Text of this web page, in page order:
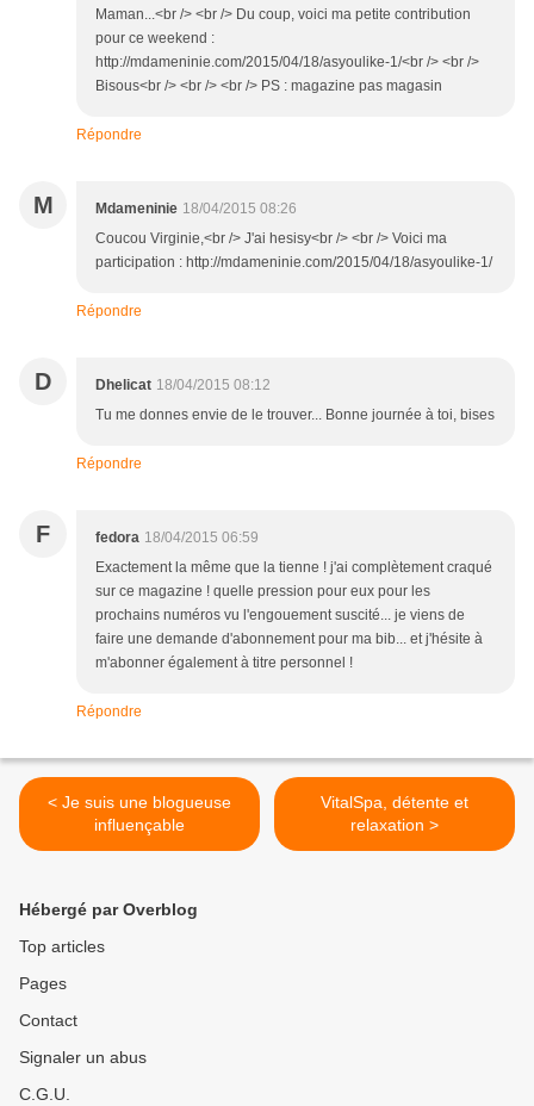
Maman...<br /> <br /> Du coup, voici ma petite contribution
pour ce weekend :
http://mdameninie.com/2015/04/18/asyoulike-1/<br /> <br />
Bisous<br /> <br /> <br /> PS : magazine pas magasin
Répondre
M Mdameninie 18/04/2015 08:26
Coucou Virginie,<br /> J'ai hesisy<br /> <br /> Voici ma
participation : http://mdameninie.com/2015/04/18/asyoulike-1/
Répondre
D Dhelicat 18/04/2015 08:12
Tu me donnes envie de le trouver... Bonne journée à toi, bises
Répondre
F fedora 18/04/2015 06:59
Exactement la même que la tienne ! j'ai complètement craqué
sur ce magazine ! quelle pression pour eux pour les
prochains numéros vu l'engouement suscité... je viens de
faire une demande d'abonnement pour ma bib... et j'hésite à
m'abonner également à titre personnel !
Répondre
< Je suis une blogueuse
influençable
VitalSpa, détente et
relaxation >
Hébergé par Overblog
Top articles
Pages
Contact
Signaler un abus
C.G.U.